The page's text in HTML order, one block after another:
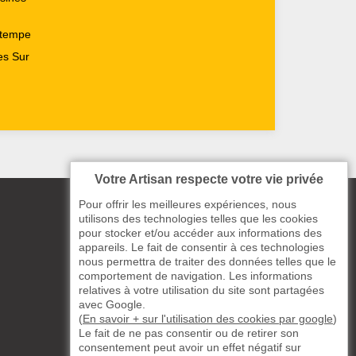
Sur
Votre Artisan respecte votre vie privée
Pour offrir les meilleures expériences, nous
utilisons des technologies telles que les cookies
pour stocker et/ou accéder aux informations des
appareils. Le fait de consentir à ces technologies
nous permettra de traiter des données telles que le
comportement de navigation. Les informations
relatives à votre utilisation du site sont partagées
avec Google.
(En savoir + sur l'utilisation des cookies par google)
Le fait de ne pas consentir ou de retirer son
consentement peut avoir un effet négatif sur